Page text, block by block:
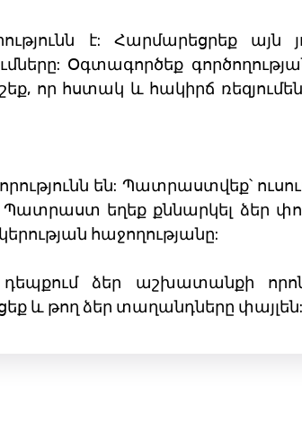
է: Հարմարեցրեք այն
Օգտագործեք
որ հստակ և հակիրճ
են: Պատրաստվեք՝
եղեք քննարկել ձեր
հաջողությանը:
ձեր աշխատանքի
և թող ձեր տաղանդները փայլեն: